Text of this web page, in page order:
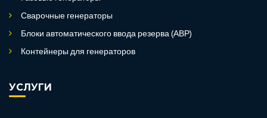
Сварочные генераторы
Блоки автоматического ввода резерва (АВР)
Контейнеры для генераторов
УСЛУГИ